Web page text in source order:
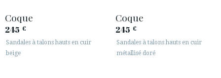
Coque
245 €
Sandales à talons hauts en cuir
beige
Coque
245 €
Sandales à talons hauts en cuir
métallisé doré